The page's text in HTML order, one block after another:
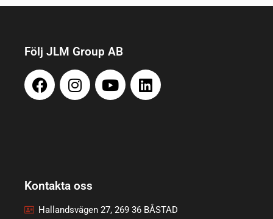
Följ JLM Group AB
Kontakta oss
Hallandsvägen 27, 269 36 BÅSTAD